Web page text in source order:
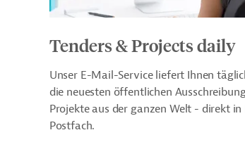
Tenders & Projects daily
Unser E-Mail-Service liefert Ihnen
die neuesten öffentlichen
Projekte aus der ganzen Welt - direkt in
Postfach.